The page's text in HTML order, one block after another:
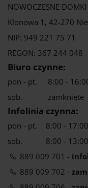
NOWOCZESNE
Klonowa 1, 42-270
NIP: 949 221 75 71
REGON: 367 244 048
Biuro czynne:
pon - pt.
8:00 -
sob.
zamknięte
Infolinia czynna:
pon - pt.
8:00 - 17:00
sob.
8:00 - 13:00
889 009 701 -
889 009 702 -